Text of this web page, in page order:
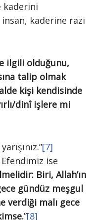
kaderini
kaderine razı
ilgili olduğunu,
talip olmak
kişi kendisinde
dinî işlere mi
[7]
ise
Biri, Allah’ın
gündüz meşgul
verdiği malı gece
”[8]